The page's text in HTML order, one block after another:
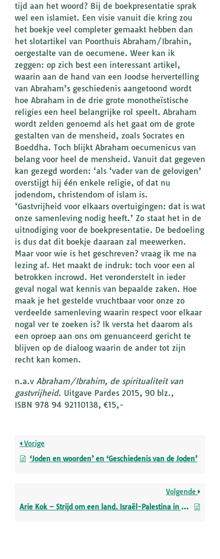
tijd aan het woord? Bij de boekpresentatie sprak
wel een islamiet. Een visie vanuit die kring zou
het boekje veel completer gemaakt hebben dan
het slotartikel van Poorthuis Abraham/Ibrahin,
oergestalte van de oecumene. Weer kan ik
zeggen: op zich best een interessant artikel,
waarin aan de hand van een Joodse hervertelling
van Abraham’s geschiedenis aangetoond wordt
hoe Abraham in de drie grote monotheïstische
religies een heel belangrijke rol speelt. Abraham
wordt zelden genoemd als het gaat om de grote
gestalten van de mensheid, zoals Socrates en
Boeddha. Toch blijkt Abraham oecumenicus van
belang voor heel de mensheid. Vanuit dat gegeven
kan gezegd worden: ‘als ‘vader van de gelovigen’
overstijgt hij één enkele religie, of dat nu
jodendom, christendom of islam is.
‘Gastvrijheid voor elkaars overtuigingen: dat is wat
onze samenleving nodig heeft.’ Zo staat het in de
uitnodiging voor de boekpresentatie. De bedoeling
is dus dat dit boekje daaraan zal meewerken.
Maar voor wie is het geschreven? vraag ik me na
lezing af. Het maakt de indruk: toch voor een al
betrokken incrowd. Het veronderstelt in ieder
geval nogal wat kennis van bepaalde zaken. Hoe
maak je het gestelde vruchtbaar voor onze zo
verdeelde samenleving waarin respect voor elkaar
nogal ver te zoeken is? Ik versta het daarom als
een oproep aan ons om genuanceerd gericht te
blijven op de dialoog waarin de ander tot zijn
recht kan komen.
n.a.v Abraham/Ibrahim, de spiritualiteit van
gastvrijheid. Uitgave Pardes 2015, 90 blz.,
ISBN 978 94 92110138, €15,-
Vorige
‘Joden en woorden’ en ‘Geschiedenis van de Joden’
Volgende
Arie Kok – Strijd om een land. Israël-Palestina in 100 vragen en antwoorden